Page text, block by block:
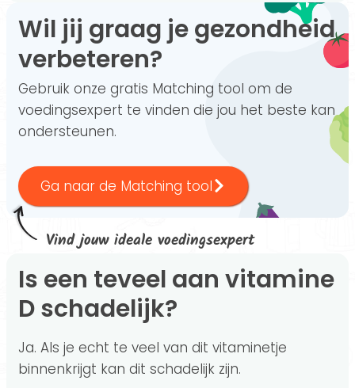
Wil jij graag je gezondheid
verbeteren?
Gebruik onze gratis Matching tool om de
voedingsexpert te vinden die jou het beste kan
ondersteunen.
Ga naar de Matching tool
Vind jouw ideale voedingsexpert
Is een teveel aan vitamine
D schadelijk?
Ja. Als je echt te veel van dit vitaminetje
binnenkrijgt kan dit schadelijk zijn.